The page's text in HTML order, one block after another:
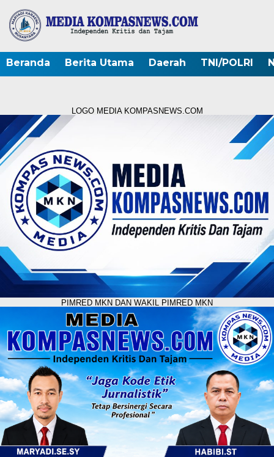
Beranda Berita Utama Daerah TNI/POLRI
LOGO MEDIA KOMPASNEWS.COM
PIMRED MKN DAN WAKIL PIMRED MKN